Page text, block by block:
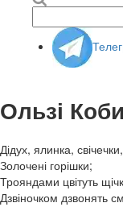
Ользі
Дідух, ялинка, свічечки,
Золочені горішки;
Трояндами цвітуть
Дзвіночком дзвонять